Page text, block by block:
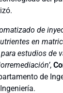
de
en
estudios de
,
de